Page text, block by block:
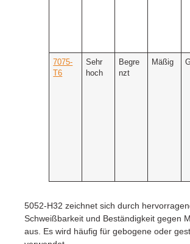
7075-
T6
Sehr
hoch
Begre
nzt
Mäßig
5052-H32 zeichnet sich durch
Schweißbarkeit und Beständigkeit gegen
aus. Es wird häufig für gebogene oder